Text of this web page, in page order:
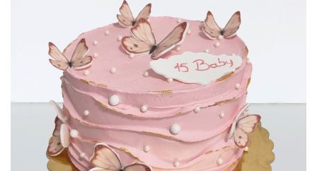
Torturi in frosting- crema pentru
Torturi cu flori
Tortulețe 1.7 kg - 2 kg